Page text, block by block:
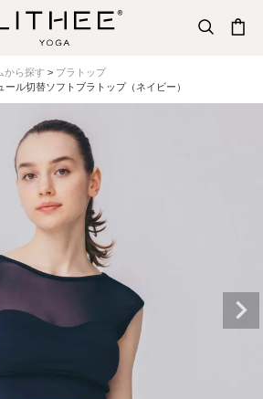
から探す
ブラトップ
ール切替ソフトブラトップ（ネイビー）